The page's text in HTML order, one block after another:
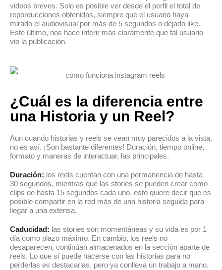
videos breves. Solo es posible ver desde el perfil el total de
reporducciones obtenidas, siempre que el usuario haya
mirado el audiovisual por más de 5 segundos o dejado like.
Este último, nos hace inferir más claramente que tal usuario
vio la publicación.
¿Cuál es la diferencia entre
una Historia y un Reel?
Aun cuando historias y reels se vean muy parecidos a la vista,
no es así. ¡Son bastante diferentes! Duración, tiempo online,
formato y maneras de interactuar, las principales.
Duración: los reels cuentan con una permanencia de hasta
30 segundos, mientras que las stories se pueden crear como
clips de hasta 15 segundos cada uno. esto quiere decir que es
posible compartir en la red más de una historia seguida para
llegar a una extensa.
Caducidad: las stories son momentáneas y su vida es por 1
día como plazo máximo. En cambio, los reels no
desaparecen, continúan almacenados en la sección aparte de
reels. Lo que sí puede hacerse con las historias para no
perderlas es destacarlas, pero ya conlleva un trabajo a mano.